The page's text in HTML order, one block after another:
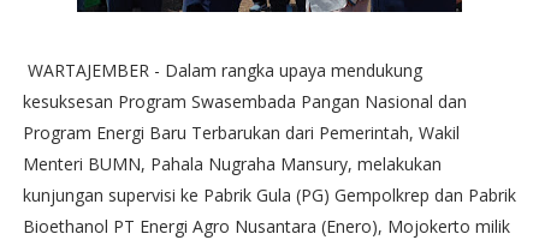
WARTAJEMBER - Dalam rangka upaya mendukung
kesuksesan Program Swasembada Pangan Nasional dan
Program Energi Baru Terbarukan dari Pemerintah, Wakil
Menteri BUMN, Pahala Nugraha Mansury, melakukan
kunjungan supervisi ke Pabrik Gula (PG) Gempolkrep dan Pabrik
Bioethanol PT Energi Agro Nusantara (Enero), Mojokerto milik